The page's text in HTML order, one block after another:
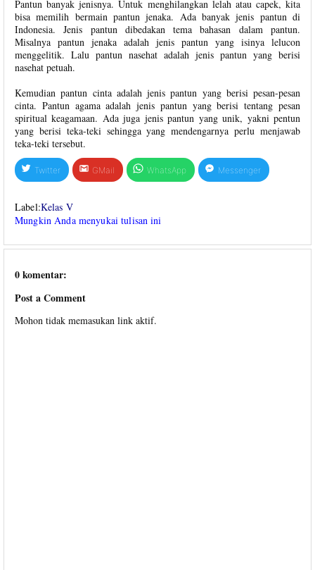
Pantun banyak jenisnya. Untuk menghilangkan lelah atau capek, kita
bisa memilih bermain pantun jenaka. Ada banyak jenis pantun di
Indonesia. Jenis pantun dibedakan tema bahasan dalam pantun.
Misalnya pantun jenaka adalah jenis pantun yang isinya lelucon
menggelitik. Lalu pantun nasehat adalah jenis pantun yang berisi
nasehat petuah.
Kemudian pantun cinta adalah jenis pantun yang berisi pesan-pesan
cinta. Pantun agama adalah jenis pantun yang berisi tentang pesan
spiritual keagamaan. Ada juga jenis pantun yang unik, yakni pentun
yang berisi teka-teki sehingga yang mendengarnya perlu menjawab
teka-teki tersebut.
Twitter GMail WhatsApp Messenger
Label:Kelas V
Mungkin Anda menyukai tulisan ini
0 komentar:
Post a Comment
Mohon tidak memasukan link aktif.